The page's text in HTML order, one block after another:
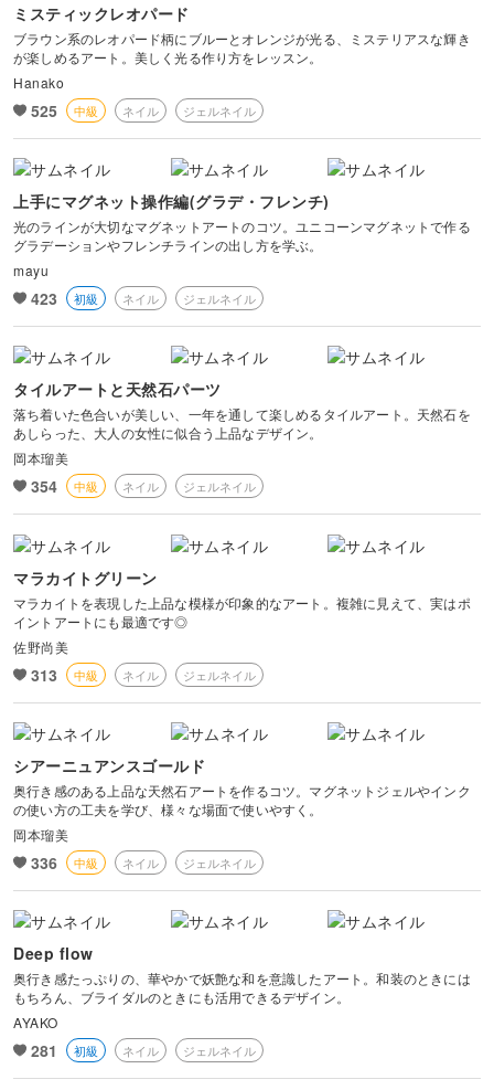
ミスティックレオパード
ブラウン系のレオパード柄にブルーとオレンジが光る、ミステリアスな輝き
が楽しめるアート。美しく光る作り方をレッスン。
Hanako
525 中級 ネイル ジェルネイル
上手にマグネット操作編(グラデ・フレンチ)
光のラインが大切なマグネットアートのコツ。ユニコーンマグネットで作る
グラデーションやフレンチラインの出し方を学ぶ。
mayu
423 初級 ネイル ジェルネイル
タイルアートと天然石パーツ
落ち着いた色合いが美しい、一年を通して楽しめるタイルアート。天然石を
あしらった、大人の女性に似合う上品なデザイン。
岡本瑠美
354 中級 ネイル ジェルネイル
マラカイトグリーン
マラカイトを表現した上品な模様が印象的なアート。複雑に見えて、実はポ
イントアートにも最適です◎
佐野尚美
313 中級 ネイル ジェルネイル
シアーニュアンスゴールド
奥行き感のある上品な天然石アートを作るコツ。マグネットジェルやインク
の使い方の工夫を学び、様々な場面で使いやすく。
岡本瑠美
336 中級 ネイル ジェルネイル
Deep flow
奥行き感たっぷりの、華やかで妖艶な和を意識したアート。和装のときには
もちろん、ブライダルのときにも活用できるデザイン。
AYAKO
281 初級 ネイル ジェルネイル